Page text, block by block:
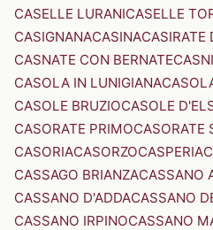
CASELLE LURANICASELLE
CASIGNANACASINACASIRATE
CASNATE CON BERNATE
CASOLA IN LUNIGIANA
CASOLE BRUZIOCASOLE
CASORATE PRIMOCASORATE
CASORIACASORZOCASPERIA
CASSAGO BRIANZACASSANO
CASSANO D'ADDACASSANO
CASSANO IRPINOCASSANO